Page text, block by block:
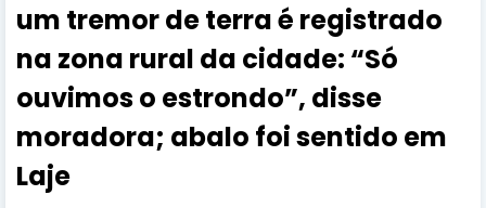
um tremor de terra é registrado
na zona rural da cidade: “Só
ouvimos o estrondo”, disse
moradora; abalo foi sentido em
Laje